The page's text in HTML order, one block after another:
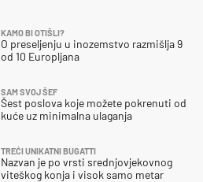
KAMO BI OTIŠLI?
O preseljenju u inozemstvo razmišlja 9
od 10 Europljana
SAM SVOJ ŠEF
Šest poslova koje možete pokrenuti od
kuće uz minimalna ulaganja
TREĆI UNIKATNI BUGATTI
Nazvan je po vrsti srednjovjekovnog
viteškog konja i visok samo metar